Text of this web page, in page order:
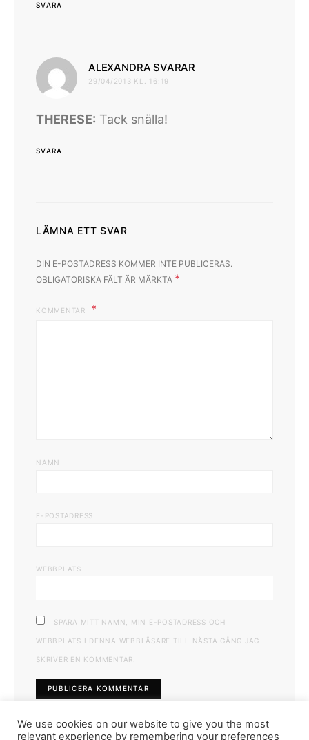
SVARA
ALEXANDRA SVARAR
29/04/2013 KL. 16:19
THERESE: Tack snälla!
SVARA
LÄMNA ETT SVAR
DIN E-POSTADRESS KOMMER INTE PUBLICERAS.
OBLIGATORISKA FÄLT ÄR MÄRKTA *
KOMMENTAR
NAMN
E-POSTADRESS
WEBBPLATS
SPARA MITT NAMN, MIN E-POSTADRESS OCH
WEBBPLATS I DENNA WEBBLÄSARE TILL NÄSTA GÅNG JAG
SKRIVER EN KOMMENTAR.
We use cookies on our website to give you the most
relevant experience by remembering your preferences